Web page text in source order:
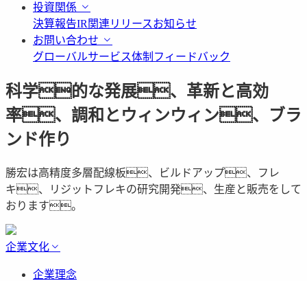
投資関係
決算報告IR関連リリースお知らせ
お問い合わせ
グローバルサービス体制 フィードバック
科学的な発展、革新と高効
率、調和とウィンウィン、ブラ
ンド作り
勝宏は高精度多層配線板、ビルドアップ、フレ
キ、リジットフレキの研究開発、生産と販売をして
おります。
企業文化
企業理念